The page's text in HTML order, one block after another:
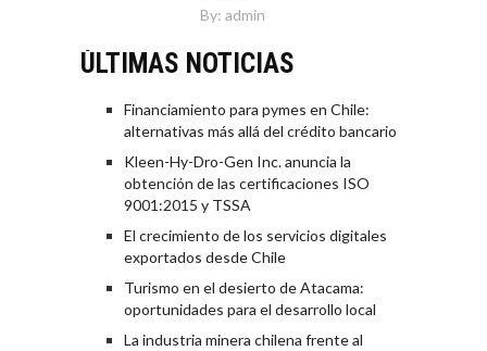
By: admin
ÚLTIMAS NOTICIAS
Financiamiento para pymes en Chile:
alternativas más allá del crédito bancario
Kleen-Hy-Dro-Gen Inc. anuncia la
obtención de las certificaciones ISO
9001:2015 y TSSA
El crecimiento de los servicios digitales
exportados desde Chile
Turismo en el desierto de Atacama:
oportunidades para el desarrollo local
La industria minera chilena frente al